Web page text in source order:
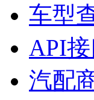
车型
API接
汽配